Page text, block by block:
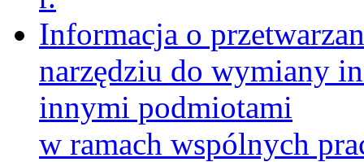
Informacja o
narzędziu do wymiany
innymi podmiotami
w ramach wspólnych